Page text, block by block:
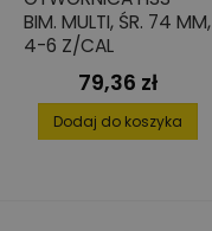
BIM. MULTI, ŚR. 74 MM,
4-6 Z/CAL
Cena
79,36 zł
Dodaj do koszyka